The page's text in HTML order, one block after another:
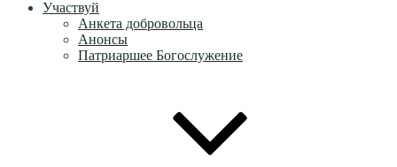
Участвуй
Анкета добровольца
Анонсы
Патриаршее Богослужение